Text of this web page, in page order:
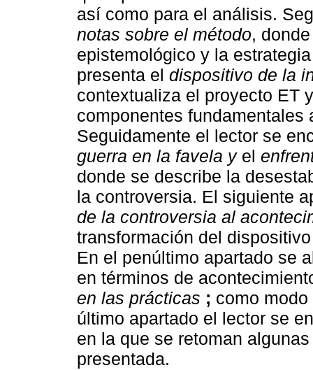
así como para el análisis.
notas sobre el método,
epistemológico y la
presenta el dispositivo de la
contextualiza el proyecto ET
componentes
Seguidamente el lector se
guerra en la favela yel
donde se describe la
la controversia. El siguiente
de la controversia al
transformación del
En el penúltimo apartado se
en términos de
en las prácticas ; como
último apartado el lector se
en la que se retoman
presentada.